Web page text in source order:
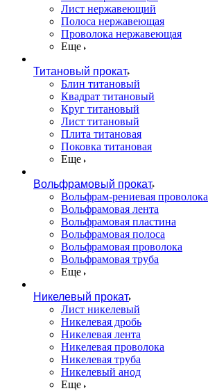
Лист нержавеющий
Полоса нержавеющая
Проволока нержавеющая
Еще
Титановый прокат
Блин титановый
Квадрат титановый
Круг титановый
Лист титановый
Плита титановая
Поковка титановая
Еще
Вольфрамовый прокат
Вольфрам-рениевая проволока
Вольфрамовая лента
Вольфрамовая пластина
Вольфрамовая полоса
Вольфрамовая проволока
Вольфрамовая труба
Еще
Никелевый прокат
Лист никелевый
Никелевая дробь
Никелевая лента
Никелевая проволока
Никелевая труба
Никелевый анод
Еще